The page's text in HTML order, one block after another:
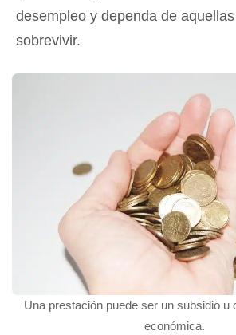
desempleo y dependa de
sobrevivir.
Una prestación puede ser un subsidio u
económica.